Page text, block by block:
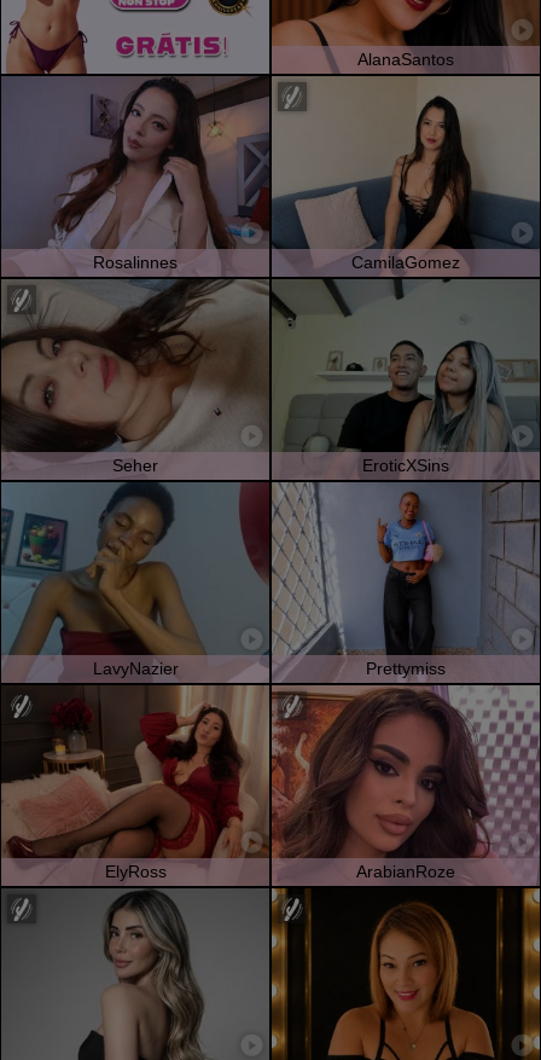
AlanaSantos
Rosalinnes CamilaGomez
Seher EroticXSins
LavyNazier Prettymiss
ElyRoss ArabianRoze